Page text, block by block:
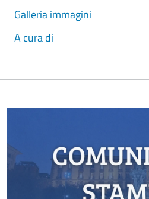
Galleria immagini
A cura di